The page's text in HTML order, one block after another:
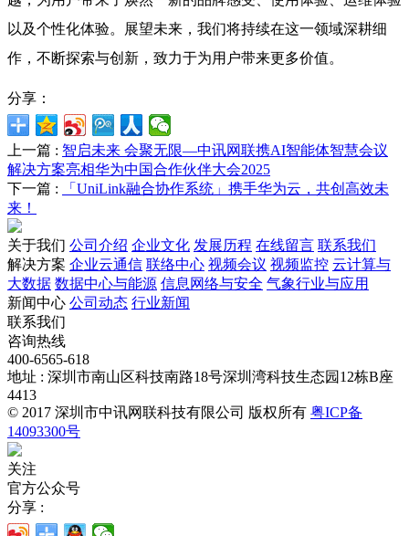
以及个性化体验。展望未来，我们将持续在这一领域深耕细
作，不断探索与创新，致力于为用户带来更多价值。
分享：
上一篇 : 智启未来 会聚无限—中讯网联携AI智能体智慧会议
解决方案亮相华为中国合作伙伴大会2025
下一篇 :
「UniLink融合协作系统」携手华为云，共创高效未
来！
关于我们 公司介绍 企业文化 发展历程 在线留言 联系我们
解决方案 企业云通信 联络中心 视频会议 视频监控 云计算与
大数据 数据中心与能源 信息网络与安全 气象行业与应用
新闻中心 公司动态 行业新闻
联系我们
咨询热线
400-6565-618
地址 : 深圳市南山区科技南路18号深圳湾科技生态园12栋B座
4413
© 2017 深圳市中讯网联科技有限公司 版权所有 粤ICP备
14093300号
关注
官方公众号
分享 :